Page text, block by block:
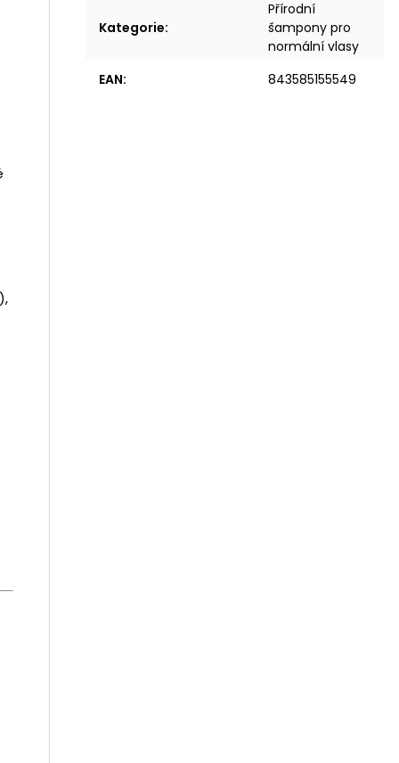
Kategorie:
Přírodní
šampony pro
normální vlasy
EAN: 843585155549